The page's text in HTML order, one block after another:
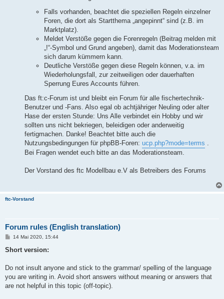
Falls vorhanden, beachtet die speziellen Regeln einzelner
Foren, die dort als Startthema „angepinnt“ sind (z.B. im
Marktplatz).
Meldet Verstöße gegen die Forenregeln (Beitrag melden mit
„!“-Symbol und Grund angeben), damit das Moderationsteam
sich darum kümmern kann.
Deutliche Verstöße gegen diese Regeln können, v.a. im
Wiederholungsfall, zur zeitweiligen oder dauerhaften
Sperrung Eures Accounts führen.
Das ft:c-Forum ist und bleibt ein Forum für alle fischertechnik-
Benutzer und -Fans. Also egal ob achtjähriger Neuling oder alter
Hase der ersten Stunde: Uns Alle verbindet ein Hobby und wir
sollten uns nicht bekriegen, beleidigen oder anderweitig
fertigmachen. Danke! Beachtet bitte auch die
Nutzungsbedingungen für phpBB-Foren: ucp.php?mode=terms .
Bei Fragen wendet euch bitte an das Moderationsteam.
Der Vorstand des ftc Modellbau e.V als Betreibers des Forums
ftc-Vorstand
Forum rules (English translation)
B
i
a
14 Mai 2020, 15:44
Short version:
Do not insult anyone and stick to the grammar/ spelling of the language
you are writing in. Avoid short answers without meaning or answers that
are not helpful in this topic (off-topic).